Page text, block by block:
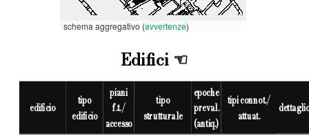
schema aggregativo (avvertenze)
Edifici
edificio tipo
edificio
piani
f.t./
accesso
tipo
strutturale
epoche
preval.
(antiq.)
tipi connot./
attuat.